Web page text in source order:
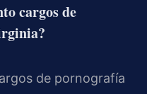
cargos de
de pornografía